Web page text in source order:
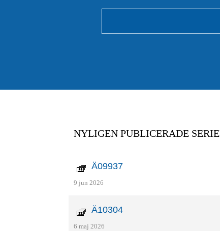
NYLIGEN PUBLICERADE
Ä09937
9 jun 2026
Ä10304
6 maj 2026